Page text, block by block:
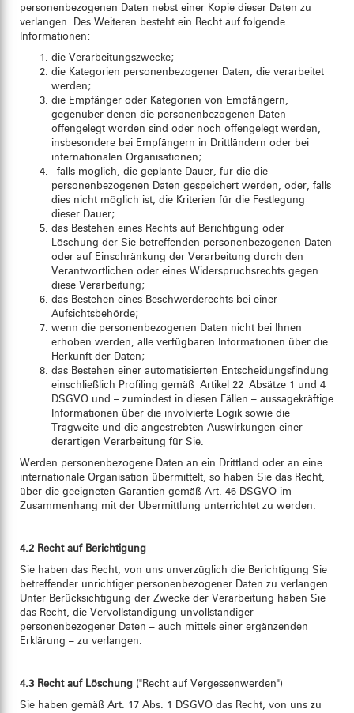
personenbezogenen Daten nebst einer Kopie dieser Daten zu
verlangen. Des Weiteren besteht ein Recht auf folgende
Informationen:
die Verarbeitungszwecke;
die Kategorien personenbezogener Daten, die verarbeitet
werden;
die Empfänger oder Kategorien von Empfängern,
gegenüber denen die personenbezogenen Daten
offengelegt worden sind oder noch offengelegt werden,
insbesondere bei Empfängern in Drittländern oder bei
internationalen Organisationen;
falls möglich, die geplante Dauer, für die die
personenbezogenen Daten gespeichert werden, oder, falls
dies nicht möglich ist, die Kriterien für die Festlegung
dieser Dauer;
das Bestehen eines Rechts auf Berichtigung oder
Löschung der Sie betreffenden personenbezogenen Daten
oder auf Einschränkung der Verarbeitung durch den
Verantwortlichen oder eines Widerspruchsrechts gegen
diese Verarbeitung;
das Bestehen eines Beschwerderechts bei einer
Aufsichtsbehörde;
wenn die personenbezogenen Daten nicht bei Ihnen
erhoben werden, alle verfügbaren Informationen über die
Herkunft der Daten;
das Bestehen einer automatisierten Entscheidungsfindung
einschließlich Profiling gemäß Artikel 22 Absätze 1 und 4
DSGVO und – zumindest in diesen Fällen – aussagekräftige
Informationen über die involvierte Logik sowie die
Tragweite und die angestrebten Auswirkungen einer
derartigen Verarbeitung für Sie.
Werden personenbezogene Daten an ein Drittland oder an eine
internationale Organisation übermittelt, so haben Sie das Recht,
über die geeigneten Garantien gemäß Art. 46 DSGVO im
Zusammenhang mit der Übermittlung unterrichtet zu werden.
4.2 Recht auf Berichtigung
Sie haben das Recht, von uns unverzüglich die Berichtigung Sie
betreffender unrichtiger personenbezogener Daten zu verlangen.
Unter Berücksichtigung der Zwecke der Verarbeitung haben Sie
das Recht, die Vervollständigung unvollständiger
personenbezogener Daten – auch mittels einer ergänzenden
Erklärung – zu verlangen.
4.3 Recht auf Löschung ("Recht auf Vergessenwerden")
Sie haben gemäß Art. 17 Abs. 1 DSGVO das Recht, von uns zu